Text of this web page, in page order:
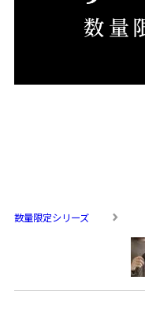
数量限定シリーズ